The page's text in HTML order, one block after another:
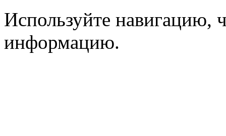
Используйте
информацию.